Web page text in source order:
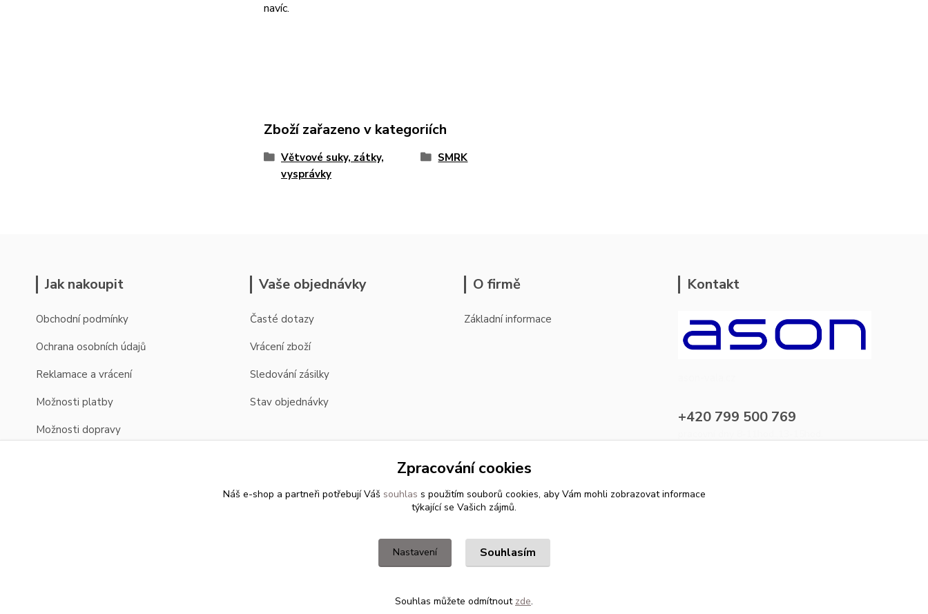
navíc.
Zboží zařazeno v kategoriích
Větvové suky, zátky,
vysprávky
SMRK
Jak nakoupit
Obchodní podmínky
Ochrana osobních údajů
Reklamace a vrácení
Možnosti platby
Možnosti dopravy
Vaše objednávky
Časté dotazy
Vrácení zboží
Sledování zásilky
Stav objednávky
O firmě
Základní informace
Kontakt
+420 799 500 769
Zpracování cookies
Náš e-shop a partneři potřebují Váš souhlas s použitím souborů cookies, aby Vám mohli zobrazovat informace
týkající se Vašich zájmů.
Nastavení Souhlasím
Souhlas můžete odmítnout zde.